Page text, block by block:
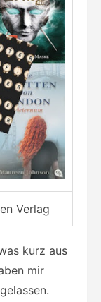
Verlag
kurz aus
mir